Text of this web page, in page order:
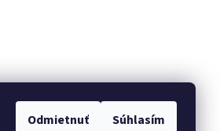
Odmietnuť Súhlasím